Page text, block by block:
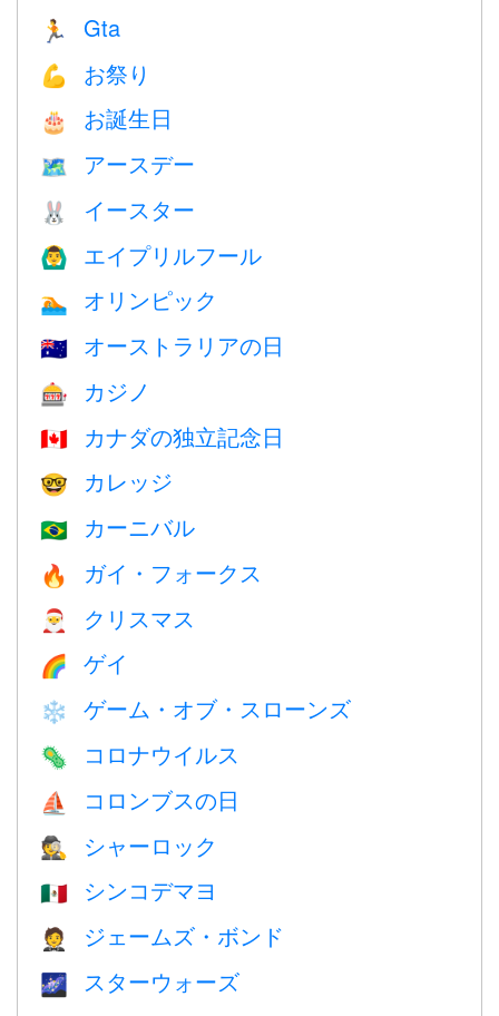
🏃 Gta
💪 お祭り
🎂 お誕生日
🗺️ アースデー
🐰 イースター
🙆‍♂️ エイプリルフール
🏊 オリンピック
🇦🇺 オーストラリアの日
🎰 カジノ
🇨🇦 カナダの独立記念日
🤓 カレッジ
🇧🇷 カーニバル
🔥 ガイ・フォークス
🎅 クリスマス
🌈 ゲイ
❄️ ゲーム・オブ・スローンズ
🦠 コロナウイルス
⛵️ コロンブスの日
🕵️ シャーロック
🇲🇽 シンコデマヨ
🤵 ジェームズ・ボンド
🌌
スターウォーズ